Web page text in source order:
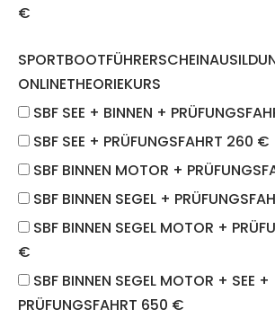
€
ONLINETHEORIEKURS
SBF SEE + BINNEN +
SBF SEE + PRÜFUNGSFAHRT 260 €
SBF BINNEN MOTOR +
SBF BINNEN SEGEL +
SBF BINNEN SEGEL MOTOR +
€
SBF BINNEN SEGEL MOTOR + SEE +
PRÜFUNGSFAHRT 650 €